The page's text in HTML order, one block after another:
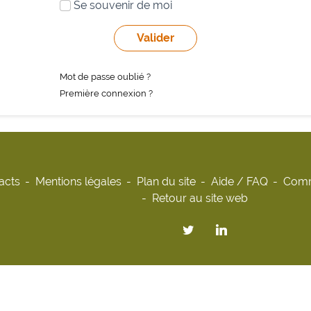
Se souvenir de moi
Mot de passe oublié ?
Première connexion ?
Mentions légales Plan du site Aide / FAQ
Retour au site web